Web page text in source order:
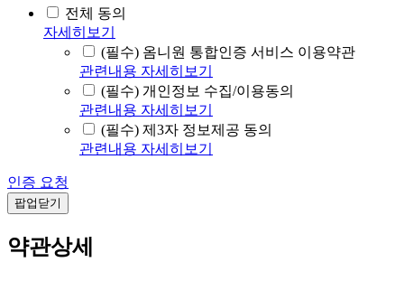
전체 동의
자세히보기
(필수) 옴니원 통합인증 서비스 이용약관
관련내용 자세히보기
(필수) 개인정보 수집/이용동의
관련내용 자세히보기
(필수) 제3자 정보제공 동의
관련내용 자세히보기
인증 요청
팝업닫기
약관상세